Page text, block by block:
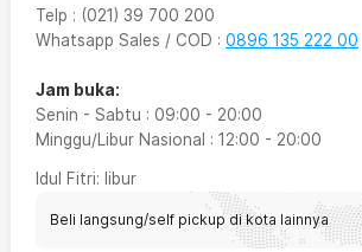
Telp : (021) 39 700 200
Whatsapp Sales / COD : 0896 135 222 00
Jam buka:
Senin - Sabtu : 09:00 - 20:00
Minggu/Libur Nasional : 12:00 - 20:00
Idul Fitri: libur
Beli langsung/self pickup di kota lainnya